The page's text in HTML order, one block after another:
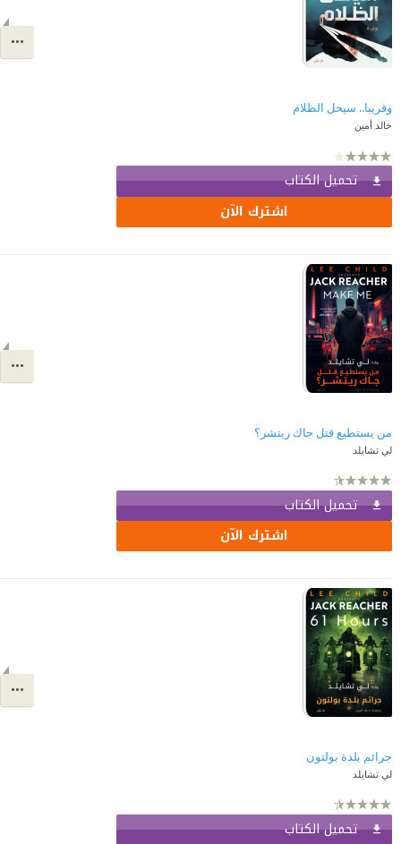
وقريبا.. سيحل الظلام
خالد أمين
تحميل الكتاب
اشترك الآن
من يستطيع قتل جاك ريتشر؟
لي تشايلد
تحميل الكتاب
اشترك الآن
جرائم بلدة بولتون
لي تشايلد
تحميل الكتاب